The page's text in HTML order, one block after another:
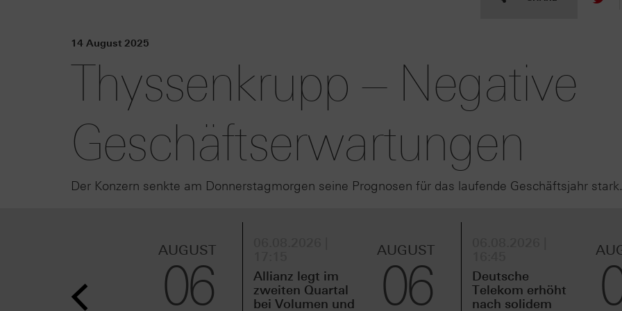
14 August 2025
Thyssenkrupp – Negative
Geschäftserwartungen
Der Konzern senkte am Donnerstagmorgen seine Prognosen für das laufende Geschäftsjahr stark.
AUGUST
06
Allianz legt im
zweiten Quartal
bei Volumen und
AUGUST
06
Deutsche
Telekom erhöht
nach solidem